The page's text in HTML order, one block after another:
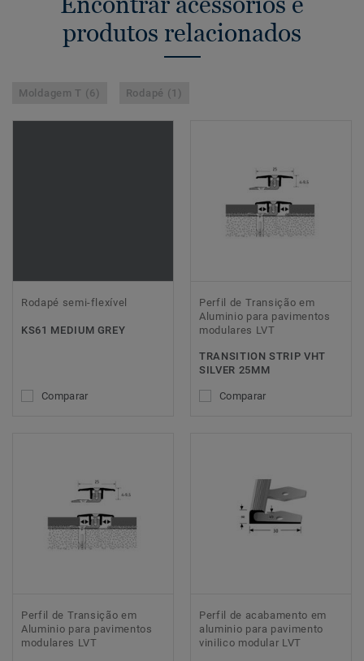
produtos relacionados
Moldagem T (6) Rodapé (1)
Rodapé semi-flexível
KS61 MEDIUM GREY
Comparar
Perfil de Transição em
Aluminio para pavimentos
modulares LVT
TRANSITION STRIP VHT
SILVER 25MM
Comparar
Perfil de Transição em
Aluminio para pavimentos
modulares LVT
Perfil de acabamento em
aluminio para pavimento
vinilico modular LVT